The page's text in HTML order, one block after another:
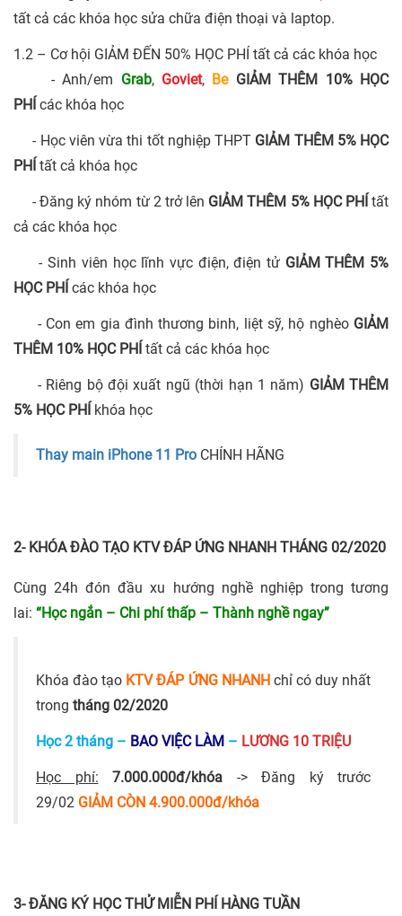
tất cả các khóa học sửa chữa điện thoại và laptop.
1.2 – Cơ hội GIẢM ĐẾN 50% HỌC PHÍ tất cả các khóa học
- Anh/em Grab, Goviet, Be GIẢM THÊM 10% HỌC
PHÍ các khóa học
- Học viên vừa thi tốt nghiệp THPT GIẢM THÊM 5% HỌC
PHÍ tất cả khóa học
- Đăng ký nhóm từ 2 trở lên GIẢM THÊM 5% HỌC PHÍtất
cả các khóa học
- Sinh viên học lĩnh vực điện, điện tử GIẢM THÊM 5%
HỌC PHÍ các khóa học
- Con em gia đình thương binh, liệt sỹ, hộ nghèo GIẢM
THÊM 10% HỌC PHÍ tất cả các khóa học
- Riêng bộ đội xuất ngũ (thời hạn 1 năm) GIẢM THÊM
5% HỌC PHÍ khóa học
Thay main iPhone 11 Pro CHÍNH HÃNG
2- KHÓA ĐÀO TẠO KTV ĐÁP ỨNG NHANH THÁNG 02/2020
Cùng 24h đón đầu xu hướng nghề nghiệp trong tương
lai: “Học ngắn – Chi phí thấp – Thành nghề ngay”
Khóa đào tạo KTV ĐÁP ỨNG NHANHchỉ có duy nhất
trong tháng 02/2020
Học 2 tháng – BAO VIỆC LÀM – LƯƠNG 10 TRIỆU
Học phí: 7.000.000đ/khóa -> Đăng ký trước
29/02 GIẢM CÒN 4.900.000đ/khóa
3- ĐĂNG KÝ HỌC THỬ MIỄN PHÍ HÀNG TUẦN